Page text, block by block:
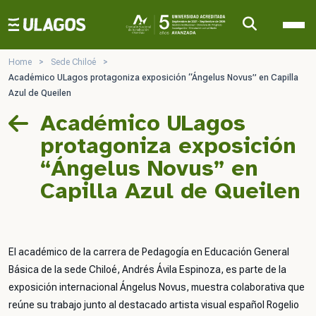
Ulagos Template
Home > Sede Chiloé
>
Académico ULagos protagoniza exposición “Ángelus Novus” en Capilla
Azul de Queilen
Académico ULagos
protagoniza exposición
“Ángelus Novus” en
Capilla Azul de Queilen
El académico de la carrera de Pedagogía en Educación General
Básica de la sede Chiloé, Andrés Ávila Espinoza, es parte de la
exposición internacional Ángelus Novus, muestra colaborativa que
reúne su trabajo junto al destacado artista visual español Rogelio